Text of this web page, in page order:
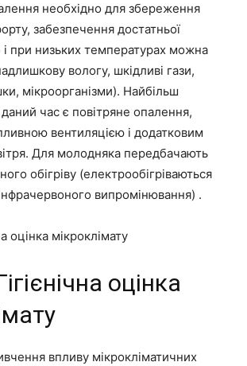
необхідно для збереження
забезпечення достатньої
і при низьких температурах можна
вологу, шкідливі гази,
мікроорганізми). Найбільш
час є повітряне опалення,
вентиляцією і додатковим
Для молодняка передбачають
обігріву (електрообігріваються
випромінювання) .
оцінка мікроклімату
оцінка
впливу мікрокліматичних